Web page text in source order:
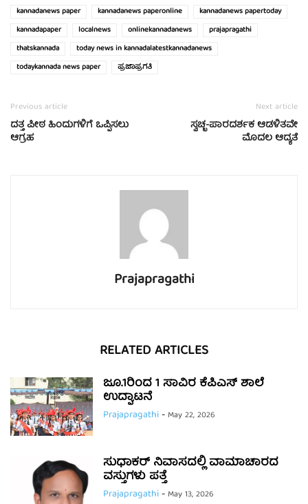
kannadanews paper
kannadanews paperonline
kannadanews papertoday
kannadapaper
localnews onlinekannadanews
prajapragathi
thatskannada
today news in kannadalatestkannadanews
todaykannada news paper
ಪ್ರಜಾಪ್ರಗತಿ
Previous article
ದತ್ತ ಪೀಠ ಹಿಂದುಗಳಿಗೆ ಒಪ್ಪಿಸಲು
ಆಗ್ರಹ
Next article
ಸ್ವಚ್ಛ-ಪಾರದರ್ಶಕ ಆಡಳಿತವೇ
ಮೊದಲ ಆದ್ಯತೆ
Prajapragathi
RELATED ARTICLES
ಜೂ.1ರಿಂದ 1 ಸಾವಿರ ಕೆಪಿಎಸ್ ಶಾಲೆ
ಉದ್ಘಾಟನೆ
Prajapragathi- May 22, 2026
ಸುಧಾಕರ್ ನಿವಾಸದಲ್ಲಿ ವಾಮಾಚಾರದ
ವಸ್ತುಗಳು ಪತ್ತೆ
Prajapragathi- May 13, 2026